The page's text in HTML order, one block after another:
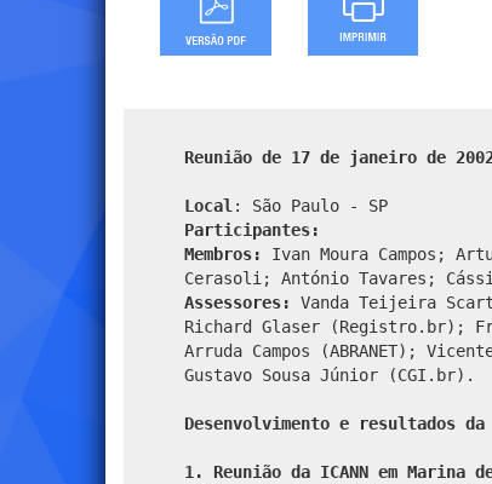
Reunião de 17 de janeiro de
Local : São Paulo - SP
Participantes:
Membros:
Ivan Moura Campos;
Cerasoli; António Tavares;
Assessores:
Vanda Teijeira
Richard Glaser (Registro.br);
Arruda Campos (ABRANET);
Gustavo Sousa Júnior (CGI.br).
Desenvolvimento e resultados
1. Reunião da ICANN em Marina